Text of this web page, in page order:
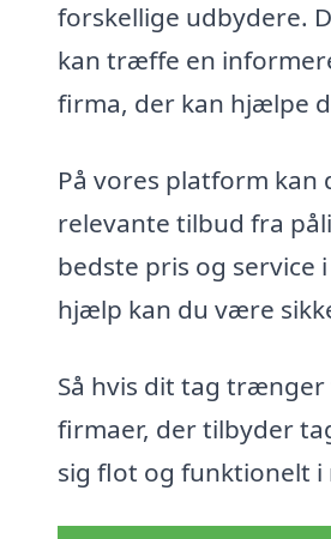
forskellige udbydere.
kan træffe en
firma, der kan hjælpe
På vores platform
relevante tilbud fra
bedste pris og service
hjælp kan du være
Så hvis dit tag
firmaer, der tilbyder
sig flot og funktionelt i